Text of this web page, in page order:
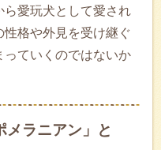
ら愛玩犬として愛され
格や外見を受け継ぐ
っていくのではないか
メラニアン」と